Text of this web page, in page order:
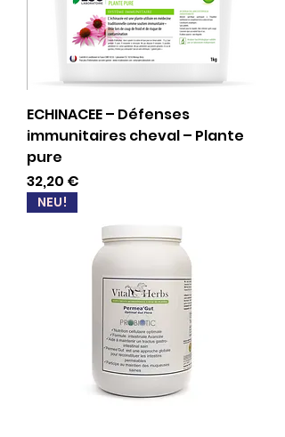
ECHINACEE – Défenses
immunitaires cheval – Plante
pure
Preis
32,20 €
NEU!